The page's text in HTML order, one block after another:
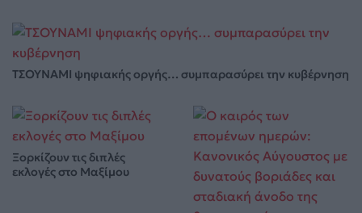
ΤΣΟΥΝΑΜΙ ψηφιακής οργής… συμπαρασύρει την κυβέρνηση
Ξορκίζουν τις διπλές
εκλογές στο Μαξίμου